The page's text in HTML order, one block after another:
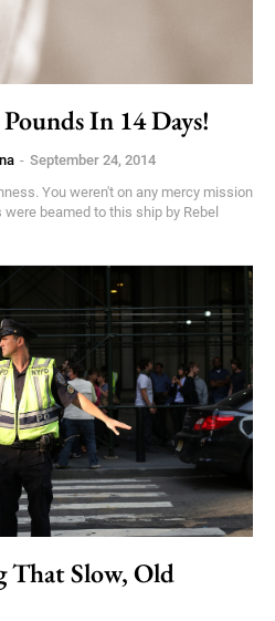
In 14 Days!
- September 24, 2014
You weren't on any mercy mission
beamed to this ship by Rebel
That Slow, Old